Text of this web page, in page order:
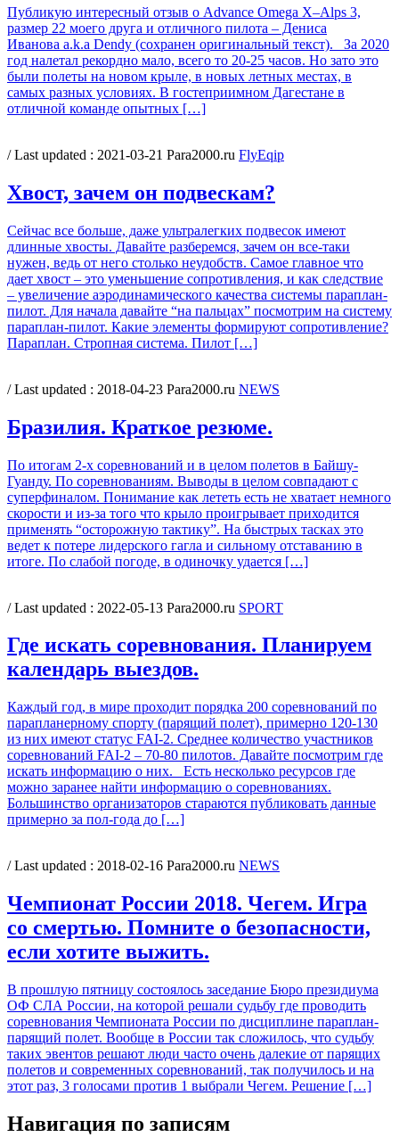
Публикую интересный отзыв о Advance Omega X–Alps 3,
размер 22 моего друга и отличного пилота – Дениса
Иванова a.k.a Dendy (сохранен оригинальный текст). За 2020
год налетал рекордно мало, всего то 20-25 часов. Но зато это
были полеты на новом крыле, в новых летных местах, в
самых разных условиях. В гостеприимном Дагестане в
отличной команде опытных […]
/ Last updated : 2021-03-21 Para2000.ru FlyEqip
Хвост, зачем он подвескам?
Сейчас все больше, даже ультралегких подвесок имеют
длинные хвосты. Давайте разберемся, зачем он все-таки
нужен, ведь от него столько неудобств. Самое главное что
дает хвост – это уменьшение сопротивления, и как следствие
– увеличение аэродинамического качества системы параплан-
пилот. Для начала давайте “на пальцах” посмотрим на систему
параплан-пилот. Какие элементы формируют сопротивление?
Параплан. Стропная система. Пилот […]
/ Last updated : 2018-04-23 Para2000.ru NEWS
Бразилия. Краткое резюме.
По итогам 2-х соревнований и в целом полетов в Байшу-
Гуанду. По соревнованиям. Выводы в целом совпадают с
суперфиналом. Понимание как лететь есть не хватает немного
скорости и из-за того что крыло проигрывает приходится
применять “осторожную тактику”. На быстрых тасках это
ведет к потере лидерского гагла и сильному отставанию в
итоге. По слабой погоде, в одиночку удается […]
/ Last updated : 2022-05-13 Para2000.ru SPORT
Где искать соревнования. Планируем
календарь выездов.
Каждый год, в мире проходит порядка 200 соревнований по
парапланерному спорту (парящий полет), примерно 120-130
из них имеют статус FAI-2. Среднее количество участников
соревнований FAI-2 – 70-80 пилотов. Давайте посмотрим где
искать информацию о них. Есть несколько ресурсов где
можно заранее найти информацию о соревнованиях.
Большинство организаторов стараются публиковать данные
примерно за пол-года до […]
/ Last updated : 2018-02-16 Para2000.ru NEWS
Чемпионат России 2018. Чегем. Игра
со смертью. Помните о безопасности,
если хотите выжить.
В прошлую пятницу состоялось заседание Бюро президиума
ОФ СЛА России, на которой решали судьбу где проводить
соревнования Чемпионата России по дисциплине параплан-
парящий полет. Вообще в России так сложилось, что судьбу
таких эвентов решают люди часто очень далекие от парящих
полетов и современных соревнований, так получилось и на
этот раз, 3 голосами против 1 выбрали Чегем. Решение […]
Навигация по записям